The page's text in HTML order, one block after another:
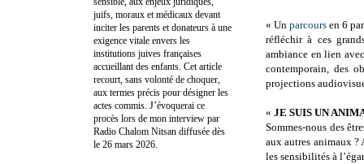
« Unparcours en 6
réfléchir à ces
ambiance en lien
contemporain, des
projections
« JE SUIS UN
Sommes-nous des
aux autres animaux
les sensibilités à
juifs, moraux et médicaux devant
inciter les parents et donateurs à une
exigence vitale envers les
institutions juives françaises
accueillant des enfants. Cet article
recourt, sans volonté de choquer,
aux termes précis pour désigner les
actes commis. J’évoquerai ce
procès lors de mon interview par
Radio Chalom Nitsan diffusée dès
le 26 mars 2026.